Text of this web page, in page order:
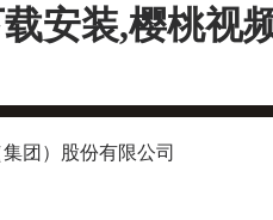
安装,樱桃视